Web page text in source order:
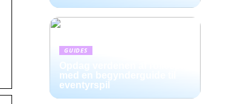
GUIDES
med en begynderguide til
eventyrspil